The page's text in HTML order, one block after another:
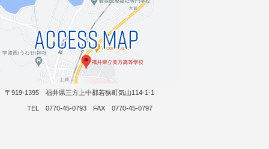
〒919-1395 福井県三方上中郡若狭町気山114-1-1
TEL 0770-45-0793 FAX 0770-45-0797